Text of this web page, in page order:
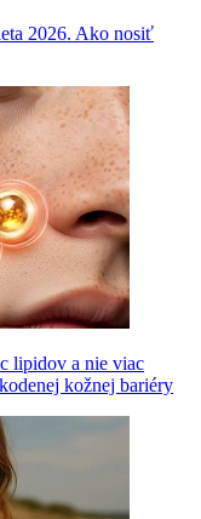
2026. Ako nosiť
lipidov a nie viac
kožnej bariéry